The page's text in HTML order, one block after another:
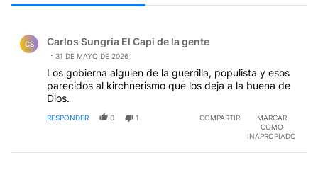
CS Carlos Sungria El Capi de la gente
31 DE MAYO DE 2026
Los gobierna alguien de la guerrilla, populista y esos
parecidos al kirchnerismo que los deja a la buena de
Dios.
RESPONDER 0 1 COMPARTIR
MARCAR
COMO
INAPROPIADO